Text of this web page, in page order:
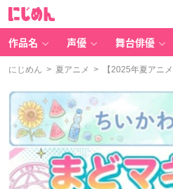
作品名 声優 舞台俳優
にじめん > 夏アニメ > 【2025年夏アニ